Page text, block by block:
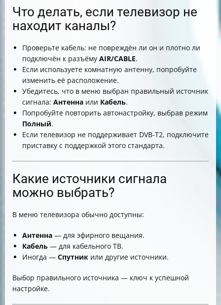
Что делать, если телевизор не
находит каналы?
Проверьте кабель: не повреждён ли он и плотно ли
подключён к разъёму AIR/CABLE.
Если используете комнатную антенну, попробуйте
изменить её расположение.
Убедитесь, что в меню выбран правильный источник
сигнала: Антенна или Кабель.
Попробуйте повторить автонастройку, выбрав режим
Полный.
Если телевизор не поддерживает DVB-T2, подключите
приставку с поддержкой этого стандарта.
Какие источники сигнала
можно выбрать?
В меню телевизора обычно доступны:
Антенна — для эфирного вещания.
Кабель — для кабельного ТВ.
Иногда — Спутник или другие источники.
Выбор правильного источника — ключ к успешной
настройке.